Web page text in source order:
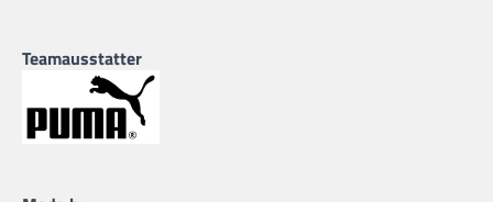
Teamausstatter